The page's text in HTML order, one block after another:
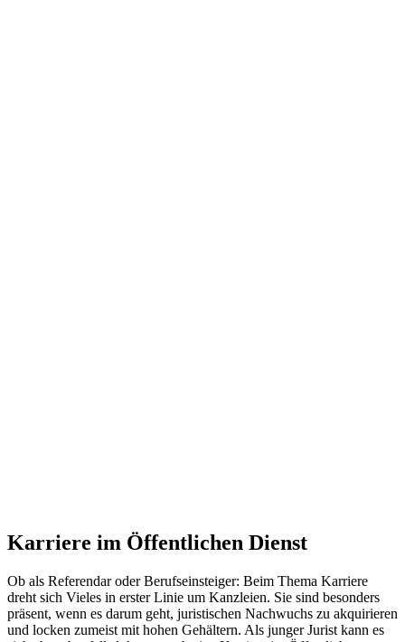
Karriere im Öffentlichen Dienst
Ob als Referendar oder Berufseinsteiger: Beim Thema Karriere
dreht sich Vieles in erster Linie um Kanzleien. Sie sind besonders
präsent, wenn es darum geht, juristischen Nachwuchs zu akquirieren
und locken zumeist mit hohen Gehältern. Als junger Jurist kann es